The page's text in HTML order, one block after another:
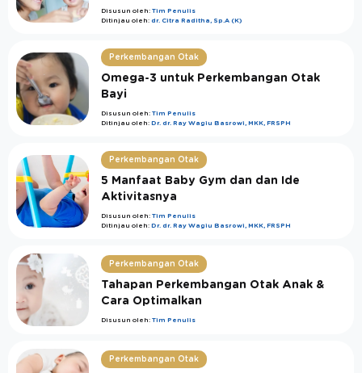
Disusun oleh: Tim Penulis
Ditinjau oleh: dr. Citra Raditha, Sp.A (K)
Perkembangan Otak
Omega-3 untuk Perkembangan Otak
Bayi
Disusun oleh: Tim Penulis
Ditinjau oleh: Dr. dr. Ray Wagiu Basrowi, MKK, FRSPH
Perkembangan Otak
5 Manfaat Baby Gym dan dan Ide
Aktivitasnya
Disusun oleh: Tim Penulis
Ditinjau oleh: Dr. dr. Ray Wagiu Basrowi, MKK, FRSPH
Perkembangan Otak
Tahapan Perkembangan Otak Anak &
Cara Optimalkan
Disusun oleh: Tim Penulis
Perkembangan Otak